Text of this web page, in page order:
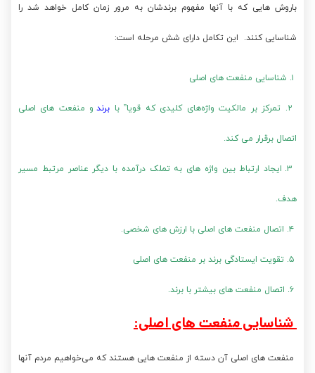
باروش هایی که با آنها مفهوم برندشان به مرور زمان کامل خواهد شد را
شناسایی کنند. این تکامل دارای شش مرحله است:
برندو منفعت های اصلی
اتصال برقرار می کند.
۳. ایجاد ارتباط بین واژه های به تملک درآمده با دیگر عناصر مرتبط مسیر
هدف.
شناسایی منفعت های اصلی:
منفعت های اصلی آن دسته از منفعت هایی هستند که می‌خواهیم مردم آنها